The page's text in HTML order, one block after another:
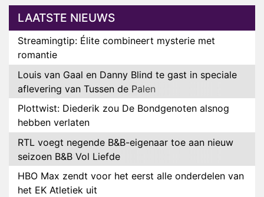
LAATSTE NIEUWS
Streamingtip: Élite combineert mysterie met
romantie
Louis van Gaal en Danny Blind te gast in speciale
aflevering van Tussen de Palen
Plottwist: Diederik zou De Bondgenoten alsnog
hebben verlaten
RTL voegt negende B&B-eigenaar toe aan nieuw
seizoen B&B Vol Liefde
HBO Max zendt voor het eerst alle onderdelen van
het EK Atletiek uit